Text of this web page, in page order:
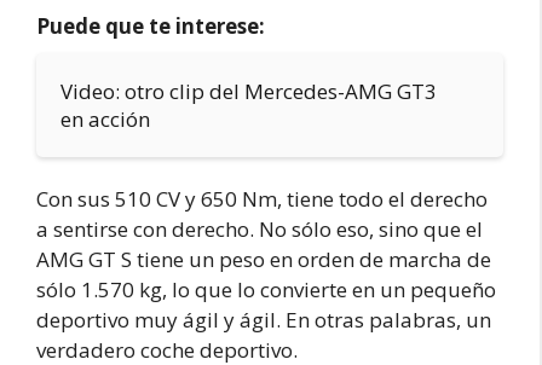
Puede que te interese:
Video: otro clip del Mercedes-AMG GT3
en acción
Con sus 510 CV y 650 Nm, tiene todo el derecho
a sentirse con derecho. No sólo eso, sino que el
AMG GT S tiene un peso en orden de marcha de
sólo 1.570 kg, lo que lo convierte en un pequeño
deportivo muy ágil y ágil. En otras palabras, un
verdadero coche deportivo.